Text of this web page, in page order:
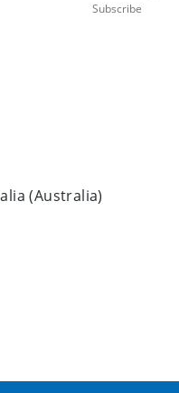
Subscribe
(Australia)